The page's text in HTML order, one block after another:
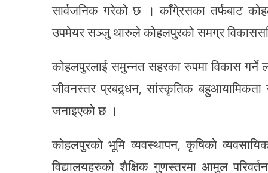
सार्वजनिक गरेको छ । काँगे्रसका तर्फबाट
उपमेयर सञ्जु थारुले कोहलपुरको समग्र
कोहलपुरलाई समुन्नत सहरका रुपमा विकास गर्ने
जीवनस्तर प्रबद्र्धन, सांस्कृतिक बहुआयामिकता
जनाइएको छ ।
कोहलपुरको भूमि व्यवस्थापन, कृषिको
विद्यालयहरुको शैक्षिक गुणस्तरमा आमुल